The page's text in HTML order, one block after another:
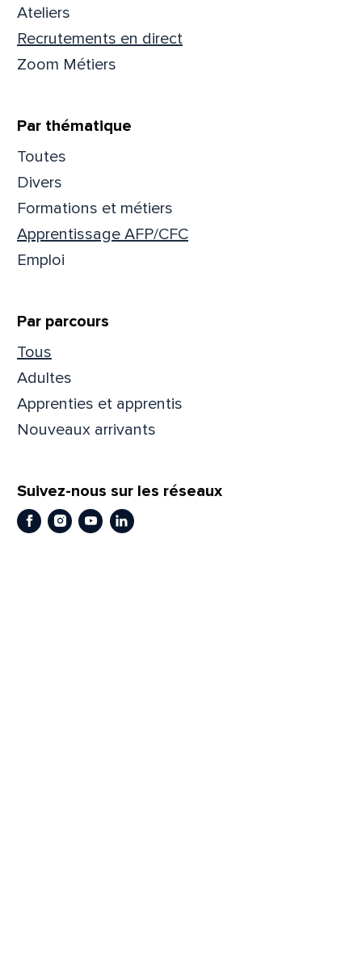
Ateliers
Recrutements en direct
Zoom Métiers
Par thématique
Toutes
Divers
Formations et métiers
Apprentissage AFP/CFC
Emploi
Par parcours
Tous
Adultes
Apprenties et apprentis
Nouveaux arrivants
Suivez-nous sur les réseaux
Facebook
Instagram
YoutubeLinkedIn